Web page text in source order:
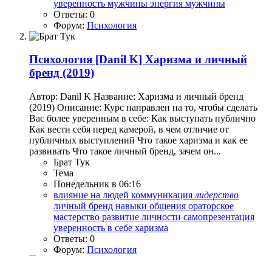
уверенность мужчины энергия мужчины
Ответы: 0
Форум: Психология
Психология [Danil K] Харизма и личный
бренд (2019)
Автор: Danil K Название: Харизма и личный бренд
(2019) Описание: Курс направлен на то, чтобы сделать
Вас более уверенным в себе: Как выступать публично
Как вести себя перед камерой, в чем отличие от
публичных выступлений Что такое харизма и как ее
развивать Что такое личный бренд, зачем он...
Брат Тук
Тема
Понедельник в 06:16
влияние на людей коммуникация лидерство
личный бренд навыки общения ораторское
мастерство развитие личности самопрезентация
уверенность в себе харизма
Ответы: 0
Форум: Психология